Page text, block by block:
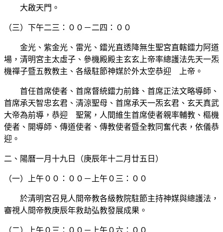
大啟天門。
（三）下午二三：００－二四：００
金光、紫金光、雷光、鐳光直透降無生聖宮直轄鐳力阿道
場，清明宮主太虛子、參機殿殿主玄玄上帝率總護法先天一炁
機禪子暨五教教主、各級駐節神媒於外太空恭迎 上帝。
首任首席使者、首席督統鐳力前鋒、首席正法文略導師、
首席承天智忠玄君、清涼聖母、首席承天一炁玄君、玄天真武
大帝為前導，恭迎 聖駕，人間維生首席使者親率輔教、樞機
使者、開導師、傳道使者、傳教使者暨全教同奮代表，依儀恭
迎。
二、陽曆一月十九日（庚辰年十二月廿五日）
（一）上午００：００－上午０三：００
於清明宮召見人間帝教各級教院駐節主持神媒與總護法，
審視人間帝教庚辰年救劫弘教發展成果。
（二）上午０三：００－上午０六：００